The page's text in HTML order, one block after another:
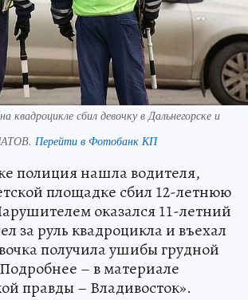
квадроцикле сбил девочку в Дальнегорске и
Перейти в Фотобанк КП
полиция нашла водителя,
площадке сбил 12-летнюю
оказался 11-летний
за руль квадроцикла и въехал
получила ушибы грудной
– в материале
правды – Владивосток».